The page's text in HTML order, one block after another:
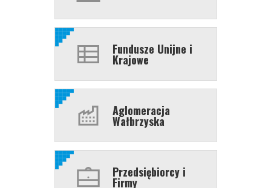
Fundusze Unijne i
Krajowe
Aglomeracja
Wałbrzyska
Przedsiębiorcy i
Firmy